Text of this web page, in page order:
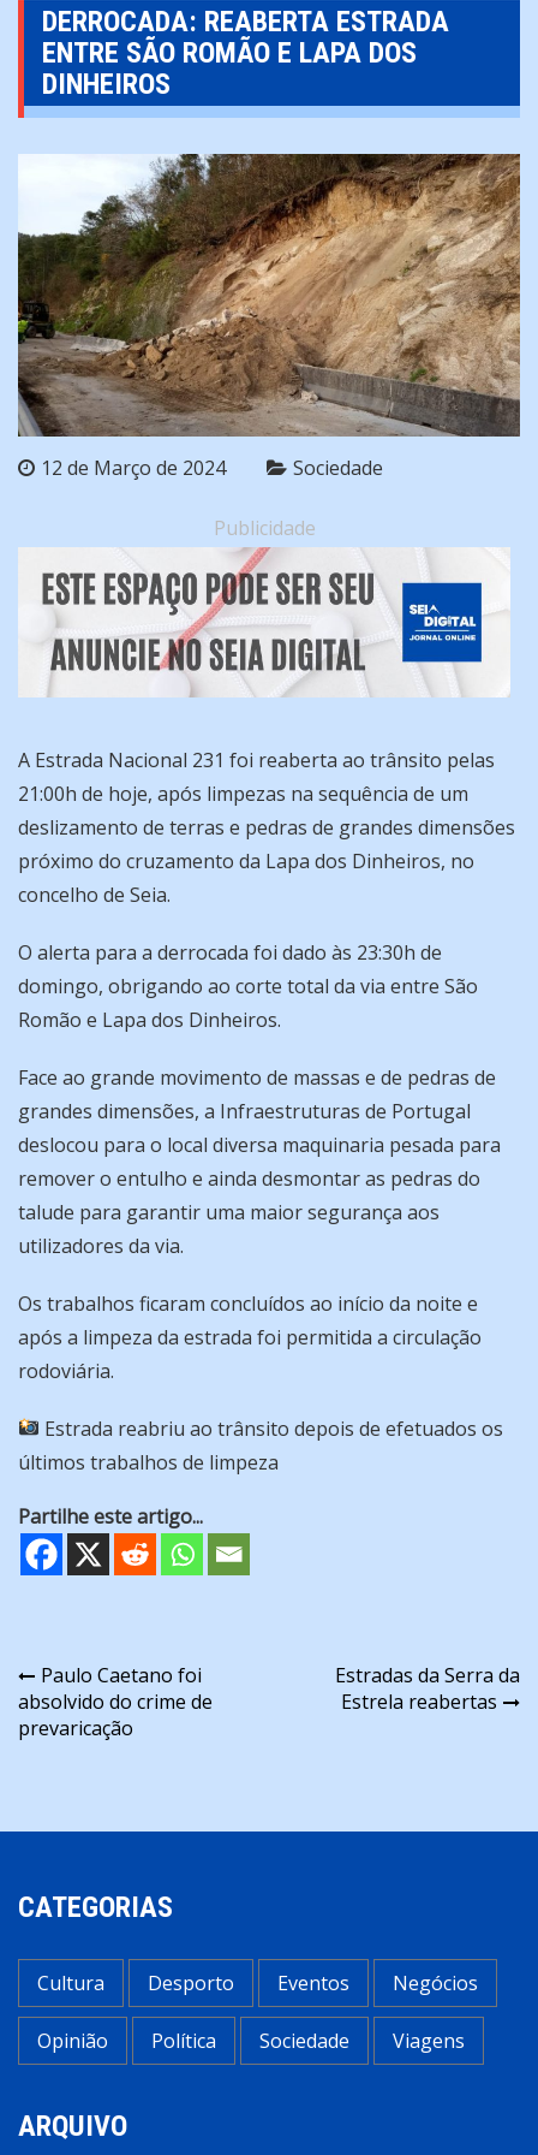
DERROCADA: REABERTA ESTRADA
ENTRE SÃO ROMÃO E LAPA DOS
DINHEIROS
12 de Março de 2024 Sociedade
Publicidade
A Estrada Nacional 231 foi reaberta ao trânsito pelas
21:00h de hoje, após limpezas na sequência de um
deslizamento de terras e pedras de grandes dimensões
próximo do cruzamento da Lapa dos Dinheiros, no
concelho de Seia.
O alerta para a derrocada foi dado às 23:30h de
domingo, obrigando ao corte total da via entre São
Romão e Lapa dos Dinheiros.
Face ao grande movimento de massas e de pedras de
grandes dimensões, a Infraestruturas de Portugal
deslocou para o local diversa maquinaria pesada para
remover o entulho e ainda desmontar as pedras do
talude para garantir uma maior segurança aos
utilizadores da via.
Os trabalhos ficaram concluídos ao início da noite e
após a limpeza da estrada foi permitida a circulação
rodoviária.
Estrada reabriu ao trânsito depois de efetuados os
últimos trabalhos de limpeza
Partilhe este artigo...
Navegação
de
Paulo Caetano foi
absolvido do crime de
prevaricação
Estradas da Serra da
Estrela reabertas
CATEGORIAS
Cultura Desporto Eventos Negócios
Opinião Política Sociedade Viagens
ARQUIVO